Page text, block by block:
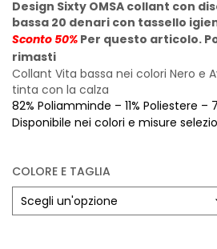
Vintage (165)
Design Sixty OMSA collant con
bassa 20 denari con tassello
Sconto 50% Per questo articolo.
rimasti
Collant Vita bassa nei colori Nero e
tinta con la calza
82% Poliamminde – 11% Poliestere –
Disponibile nei colori e misure
COLORE E TAGLIA